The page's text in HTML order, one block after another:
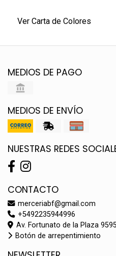
Ver Carta de Colores
MEDIOS DE PAGO
MEDIOS DE ENVÍO
NUESTRAS REDES
CONTACTO
merceriabf@gmail.com
+5492235944996
Av. Fortunato de la Plaza
Botón de arrepentimiento